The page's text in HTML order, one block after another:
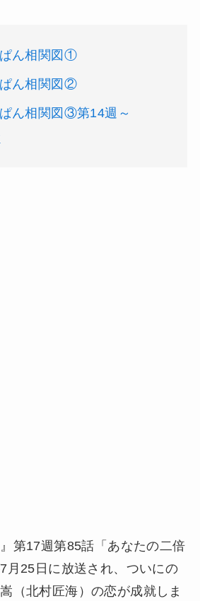
ん相関図①
ん相関図②
ん相関図③第14週～
第17週第85話「あなたの二倍
月25日に放送され、ついにの
（北村匠海）の恋が成就しま